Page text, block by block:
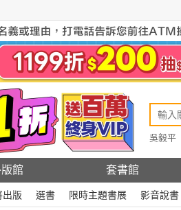
吳毅平
館 套書館
出版 選書 限時主題書展 影音說書